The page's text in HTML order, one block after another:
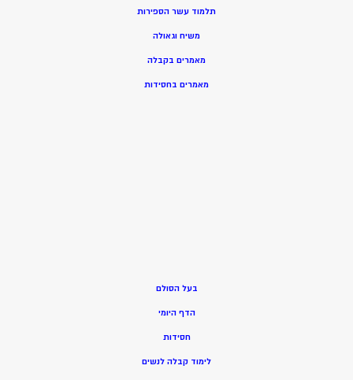
תלמוד עשר הספירות
משיח וגאולה
מאמרים בקבלה
מאמרים בחסידות
בעל הסולם
הדף היומי
חסידות
לימוד קבלה לנשים